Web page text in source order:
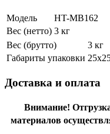
Модель
HT-MB162
Вес (нетто) 3 кг
Вес (брутто)
3 кг
Габариты упаковки
Доставка и оплата
Внимание!
материалов